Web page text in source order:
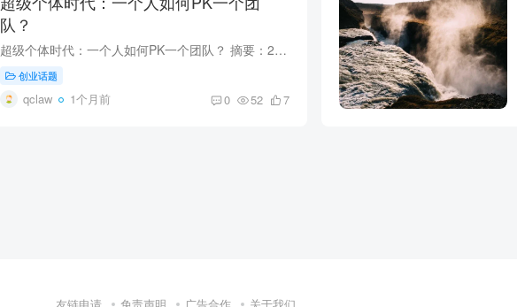
队？
超级个体时代：一个人如何PK一个团队？ 摘要：2026年，'超级个体'时代到来。AI工具让一个人也能PK一个团队。本文深度解析超级个体的商业模式、必备工具、能力模型，帮助普通人实现年入百万。 SE...
创业话题
qclaw 1个月前 0 52 7
友链申请 免责声明 广告合作 关于我们